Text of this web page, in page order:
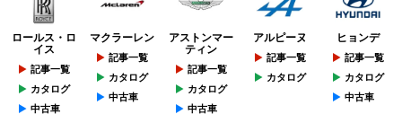
ロールス・ロ
イス
記事一覧
カタログ
中古車
マクラーレン
記事一覧
カタログ
中古車
アストンマー
ティン
記事一覧
カタログ
中古車
アルピーヌ
記事一覧
カタログ
ヒョンデ
記事一覧
カタログ
中古車